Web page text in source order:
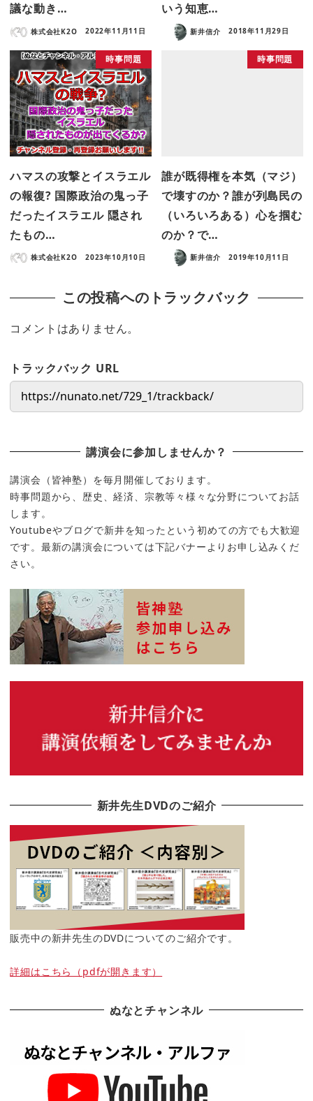
議な動き…
株式会社K2O 2022年11月11日
いう知恵…
新井信介 2018年11月29日
時事問題
ハマスの攻撃とイスラエル
の報復? 国際政治の鬼っ子
だったイスラエル 隠され
たもの…
株式会社K2O 2023年10月10日
時事問題
誰が既得権を本気（マジ）
で壊すのか？誰が列島民の
（いろいろある）心を掴む
のか？で…
新井信介 2019年10月11日
この投稿へのトラックバック
コメントはありません。
トラックバック URL
講演会に参加しませんか？
講演会（皆神塾）を毎月開催しております。
時事問題から、歴史、経済、宗教等々様々な分野についてお話
します。
Youtubeやブログで新井を知ったという初めての方でも大歓迎
です。最新の講演会については下記バナーよりお申し込みくだ
さい。
新井先生DVDのご紹介
販売中の新井先生のDVDについてのご紹介です。
詳細はこちら（pdfが開きます）
ぬなとチャンネル